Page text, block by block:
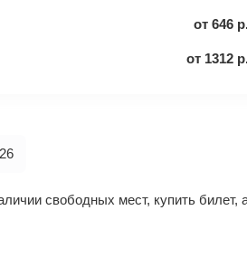
от 646
от 1312
свободных мест, купить билет,